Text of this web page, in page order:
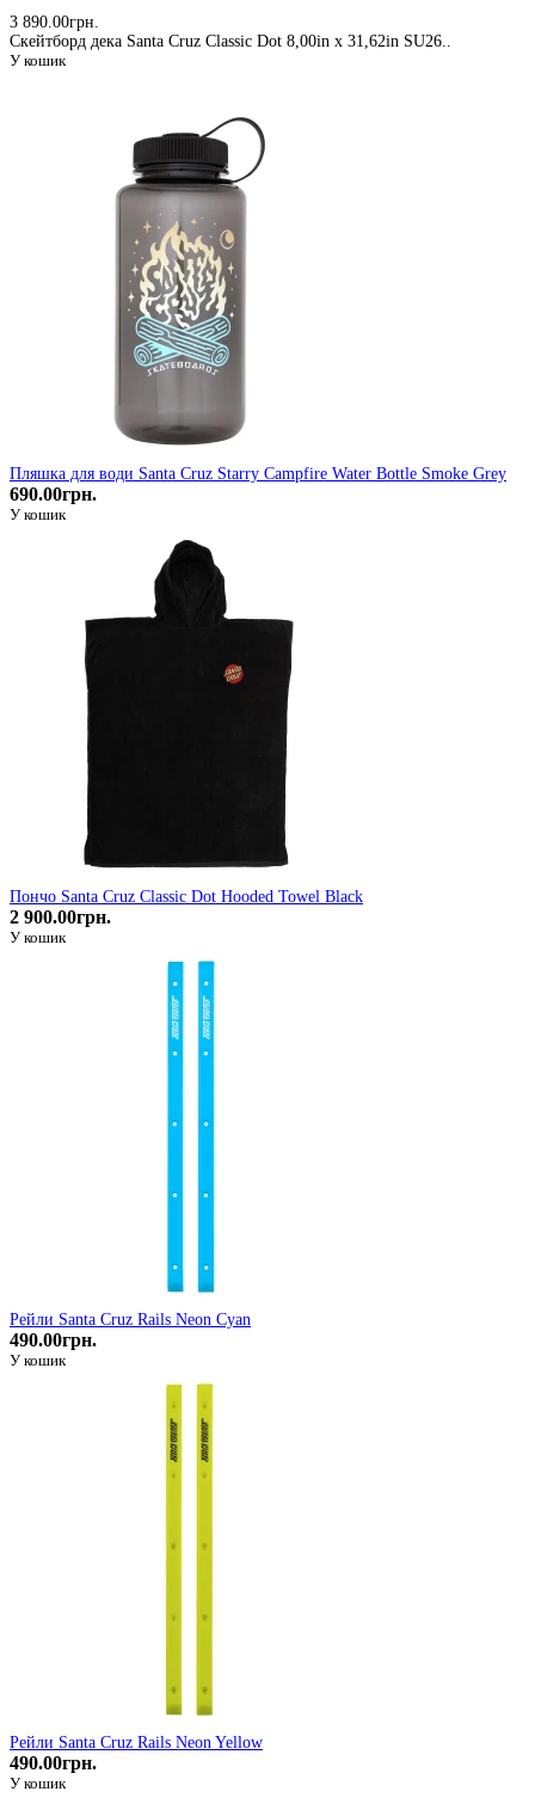
3 890.00грн.
Скейтборд дека Santa Cruz Classic Dot 8,00in x 31,62in SU26..
У кошик
Пляшка для води Santa Cruz Starry Campfire Water Bottle Smoke Grey
690.00грн.
У кошик
Пончо Santa Cruz Classic Dot Hooded Towel Black
2 900.00грн.
У кошик
Рейли Santa Cruz Rails Neon Cyan
490.00грн.
У кошик
Рейли Santa Cruz Rails Neon Yellow
490.00грн.
У кошик